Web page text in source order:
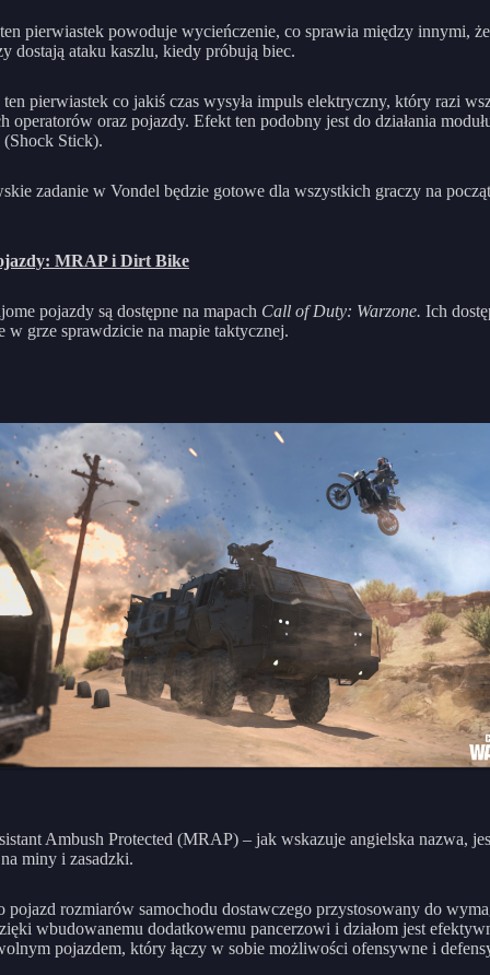
pierwiastek powoduje wycieńczenie, co sprawia między innymi, że
dostają ataku kaszlu, kiedy próbują biec.
ten pierwiastek co jakiś czas wysyła impuls elektryczny, który razi
operatorów oraz pojazdy. Efekt ten podobny jest do działania
(Shock Stick).
zadanie w Vondel będzie gotowe dla wszystkich graczy na
MRAP i Dirt Bike
pojazdy są dostępne na mapach Call of Duty: Warzone. Ich
w grze sprawdzicie na mapie taktycznej.
Ambush Protected (MRAP) – jak wskazuje angielska nazwa,
miny i zasadzki.
pojazd rozmiarów samochodu dostawczego przystosowany do
wbudowanemu dodatkowemu pancerzowi i działom jest
pojazdem, który łączy w sobie możliwości ofensywne i